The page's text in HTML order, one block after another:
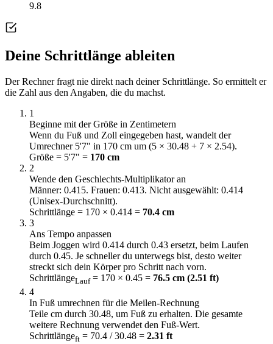
9.8
Deine Schrittlänge ableiten
Der Rechner fragt nie direkt nach deiner Schrittlänge. So ermittelt er
die Zahl aus den Angaben, die du machst.
1
Beginne mit der Größe in Zentimetern
Wenn du Fuß und Zoll eingegeben hast, wandelt der
Umrechner 5'7" in 170 cm um (5 × 30.48 + 7 × 2.54).
Größe = 5'7" = 170 cm
2
Wende den Geschlechts-Multiplikator an
Männer: 0.415. Frauen: 0.413. Nicht ausgewählt: 0.414
(Unisex-Durchschnitt).
Schrittlänge = 170 × 0.414 = 70.4 cm
3
Ans Tempo anpassen
Beim Joggen wird 0.414 durch 0.43 ersetzt, beim Laufen
durch 0.45. Je schneller du unterwegs bist, desto weiter
streckt sich dein Körper pro Schritt nach vorn.
SchrittlängeLauf= 170 × 0.45 = 76.5 cm (2.51 ft)
4
In Fuß umrechnen für die Meilen-Rechnung
Teile cm durch 30.48, um Fuß zu erhalten. Die gesamte
weitere Rechnung verwendet den Fuß-Wert.
Schrittlängeft = 70.4 / 30.48 = 2.31 ft